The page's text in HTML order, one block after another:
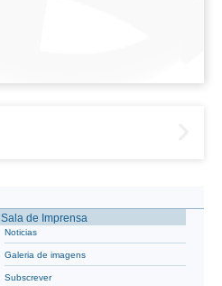
Sala de Imprensa
Noticias
Galeria de imagens
Subscrever